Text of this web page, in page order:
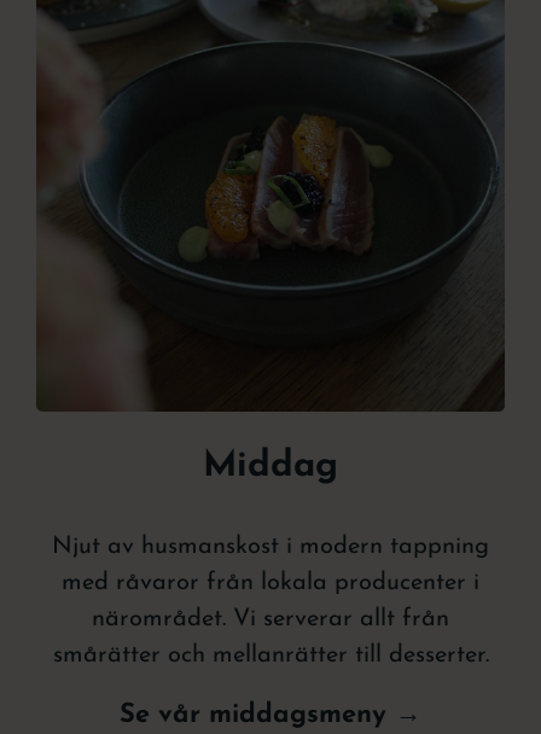
Middag
Njut av husmanskost i modern tappning
med råvaror från lokala producenter i
närområdet. Vi serverar allt från
smårätter och mellanrätter till desserter.
Se vår middagsmeny →